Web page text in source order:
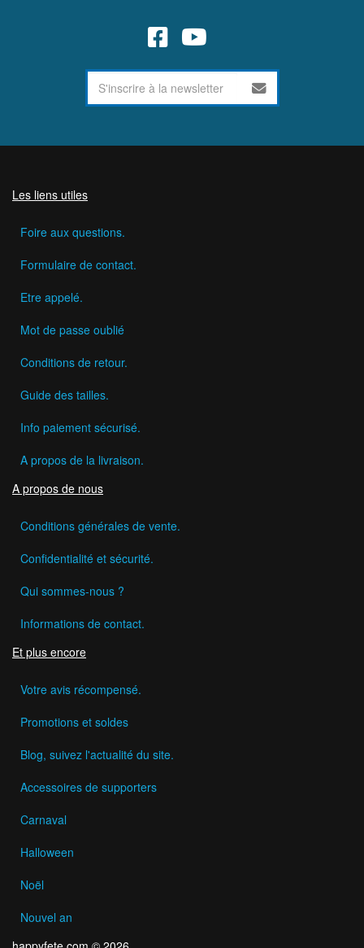
Les liens utiles
Foire aux questions.
Formulaire de contact.
Etre appelé.
Mot de passe oublié
Conditions de retour.
Guide des tailles.
Info paiement sécurisé.
A propos de la livraison.
A propos de nous
Conditions générales de vente.
Confidentialité et sécurité.
Qui sommes-nous ?
Informations de contact.
Et plus encore
Votre avis récompensé.
Promotions et soldes
Blog, suivez l'actualité du site.
Accessoires de supporters
Carnaval
Halloween
Noël
Nouvel an